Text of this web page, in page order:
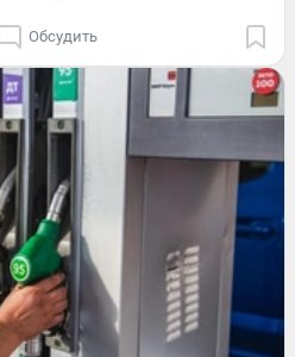
Обсудить